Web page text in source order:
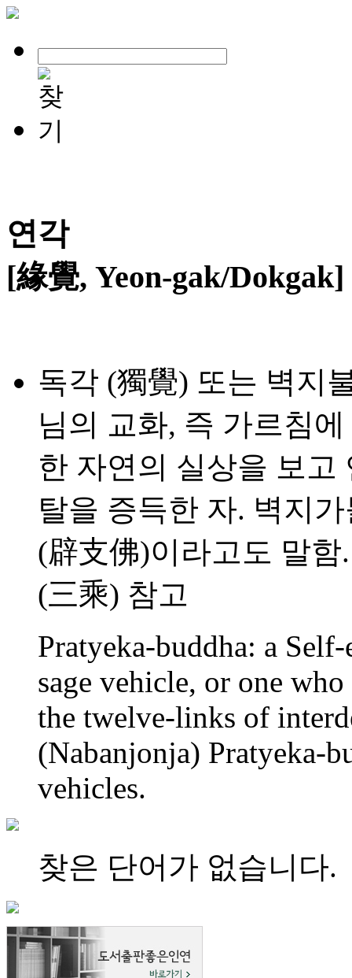
연각
[緣覺, Yeon-gak/Dokgak]
독각 (獨覺) 또는 벽지
님의 교화, 즉 가르침
한 자연의 실상을 보고
탈을 증득한 자. 벽지
(辟支佛)이라고도 말
(三乘) 참고
Pratyeka-buddha: a
sage vehicle, or one
the twelve-links of
(Nabanjonja) Pratyeka-
vehicles.
찾은 단어가 없습니다.